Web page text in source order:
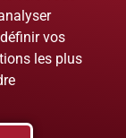
vos
les plus